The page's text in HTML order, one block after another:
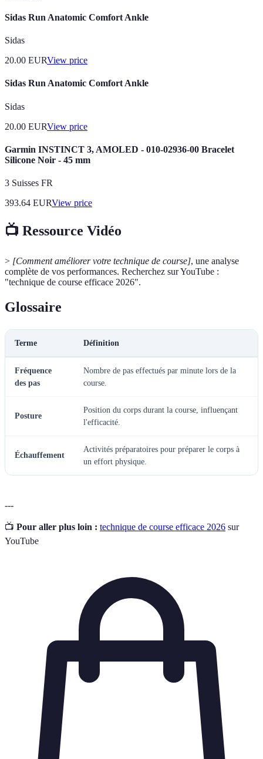
Sidas Run Anatomic Comfort Ankle
Sidas
20.00 EURView price
Sidas Run Anatomic Comfort Ankle
Sidas
20.00 EURView price
Garmin INSTINCT 3, AMOLED - 010-02936-00 Bracelet
Silicone Noir - 45 mm
3 Suisses FR
393.64 EURView price
📺 Ressource Vidéo
> [Comment améliorer votre technique de course], une analyse
complète de vos performances. Recherchez sur YouTube :
"technique de course efficace 2026".
Glossaire
Terme Définition
Fréquence
des pas
Nombre de pas effectués par minute lors de la
course.
Posture
Position du corps durant la course, influençant
l'efficacité.
Échauffement
Activités préparatoires pour préparer le corps à
un effort physique.
---
📺 Pour aller plus loin : technique de course efficace 2026 sur
YouTube